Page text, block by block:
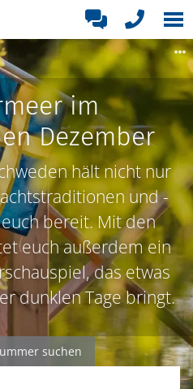
im
Dezember
hält nicht nur
und -
bereit. Mit den
euch außerdem ein
das etwas
dunklen Tage bringt.
suchen